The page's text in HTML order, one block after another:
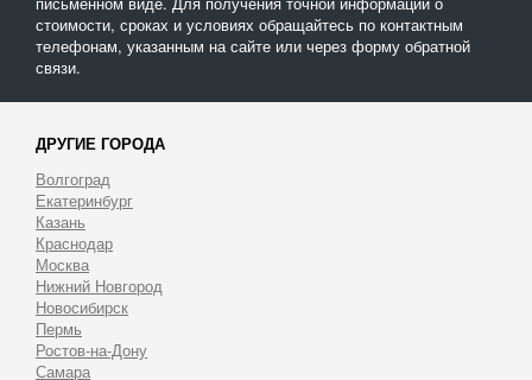
стоимости, сроках и условиях обращайтесь по контактным
телефонам, указанным на сайте или через форму обратной
связи.
ДРУГИЕ ГОРОДА
Волгоград
Екатеринбург
Казань
Краснодар
Москва
Нижний Новгород
Новосибирск
Пермь
Ростов-на-Дону
Самара